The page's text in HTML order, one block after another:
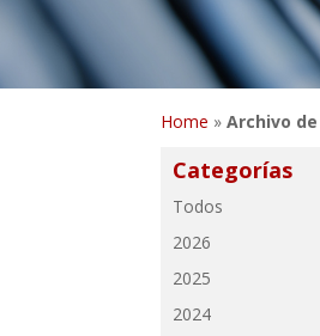
Home »Archivo
Categorías
Todos
2026
2025
2024